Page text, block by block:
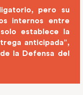
pero su
internos entre
establece la
anticipada”,
la Defensa del